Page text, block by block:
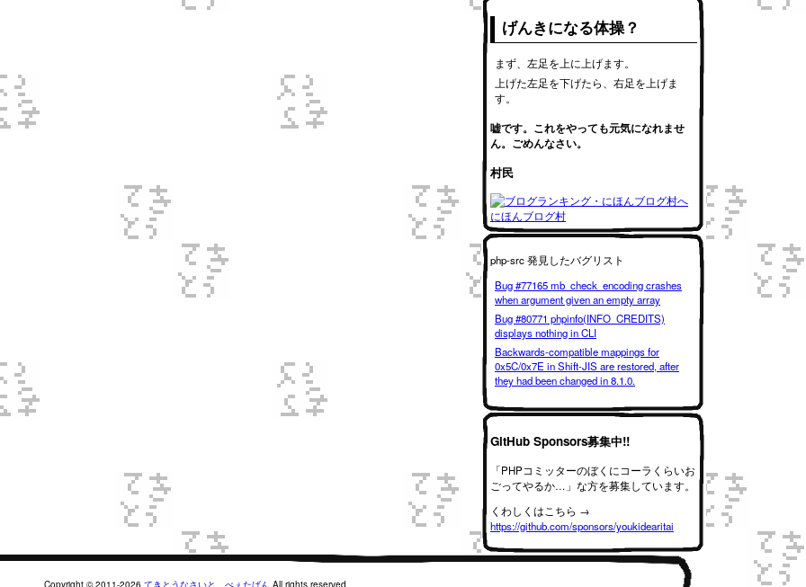
げんきになる体操？
まず、左足を上に上げます。
上げた左足を下げたら、右足を上げま
す。
嘘です。これをやっても元気になれませ
ん。ごめんなさい。
村民
にほんブログ村
php-src 発見したバグリスト
Bug #77165 mb_check_encoding crashes
when argument given an empty array
Bug #80771 phpinfo(INFO_CREDITS)
displays nothing in CLI
Backwards-compatible mappings for
0x5C/0x7E in Shift-JIS are restored, after
they had been changed in 8.1.0.
GitHub Sponsors募集中!!
「PHPコミッターのぼくにコーラくらいお
ごってやるか…」な方を募集しています。
くわしくはこちら →
https://github.com/sponsors/youkidearitai
Copyright © 2011-2026 てきとうなさいと。べぇたばん All rights reserved.